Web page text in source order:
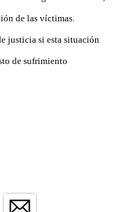
de las víctimas.
justicia si esta situación
de sufrimiento